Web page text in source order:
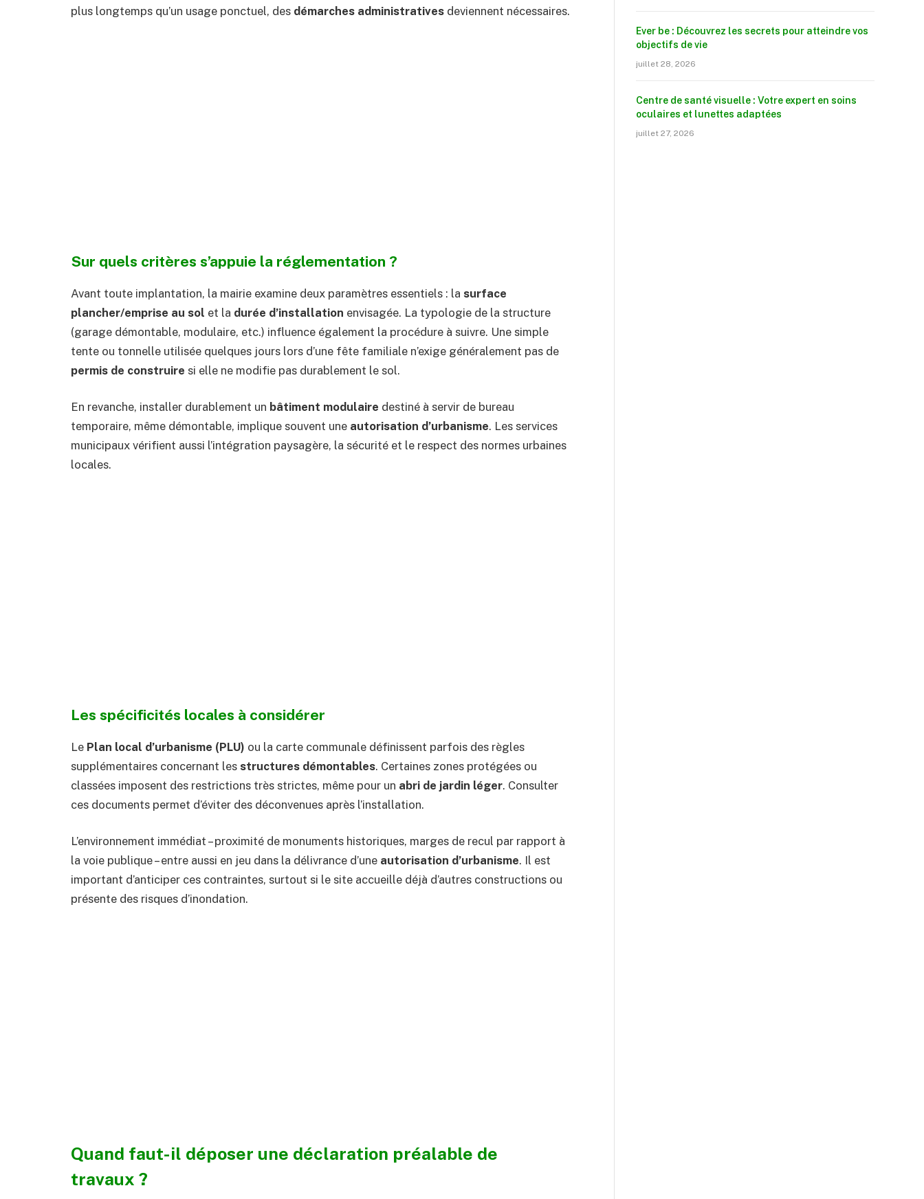
plus longtemps qu’un usage ponctuel, des démarches administratives deviennent nécessaires.
Sur quels critères s’appuie la réglementation ?
Avant toute implantation, la mairie examine deux paramètres essentiels : la surface
plancher/emprise au sol et la durée d’installation envisagée. La typologie de la structure
(garage démontable, modulaire, etc.) influence également la procédure à suivre. Une simple
tente ou tonnelle utilisée quelques jours lors d’une fête familiale n’exige généralement pas de
permis de construire si elle ne modifie pas durablement le sol.
En revanche, installer durablement un bâtiment modulaire destiné à servir de bureau
temporaire, même démontable, implique souvent une autorisation d’urbanisme. Les services
municipaux vérifient aussi l’intégration paysagère, la sécurité et le respect des normes urbaines
locales.
Les spécificités locales à considérer
Le Plan local d’urbanisme (PLU) ou la carte communale définissent parfois des règles
supplémentaires concernant les structures démontables. Certaines zones protégées ou
classées imposent des restrictions très strictes, même pour un abri de jardin léger. Consulter
ces documents permet d’éviter des déconvenues après l’installation.
L’environnement immédiat – proximité de monuments historiques, marges de recul par rapport à
la voie publique – entre aussi en jeu dans la délivrance d’une autorisation d’urbanisme. Il est
important d’anticiper ces contraintes, surtout si le site accueille déjà d’autres constructions ou
présente des risques d’inondation.
Quand faut-il déposer une déclaration préalable de
travaux ?
Ever be : Découvrez les secrets pour atteindre vos
objectifs de vie
juillet 28, 2026
Centre de santé visuelle : Votre expert en soins
oculaires et lunettes adaptées
juillet 27, 2026